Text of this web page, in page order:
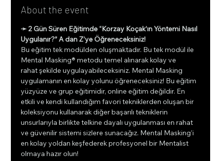
About the event
➛ 2 Gün Süren Eğitimde “Korzay Koçak’ın Yöntemi Nasıl
Uygulanır?” A dan Z’ye Öğreneceksiniz!
Bu eğitim tek modülden oluşmaktadır. Bu tek modül ile
Mental Masking® metodu temel alınarak kolay ve
rahat şekilde uygulayabileceksiniz. Mental Masking
uygulamanın en kolay yolunu öğreneceksiniz! Bu eğitim
yüzyüze ve grup eğitimidir, online eğitim değildir. En
etkili ve kendi kullandığım favori tekniklerden oluşan bir
koleksiyonu kullanarak diğer başarılı tekniklerin
unsurlarıyla birlikte telkine dayalı uygulanması en rahat
ve güvenilir sistemi sizlere sunacağız. Mental Masking’i
en kolay yoldan keşfederek profesyonel bir Mentalist
olmaya hazır olun!